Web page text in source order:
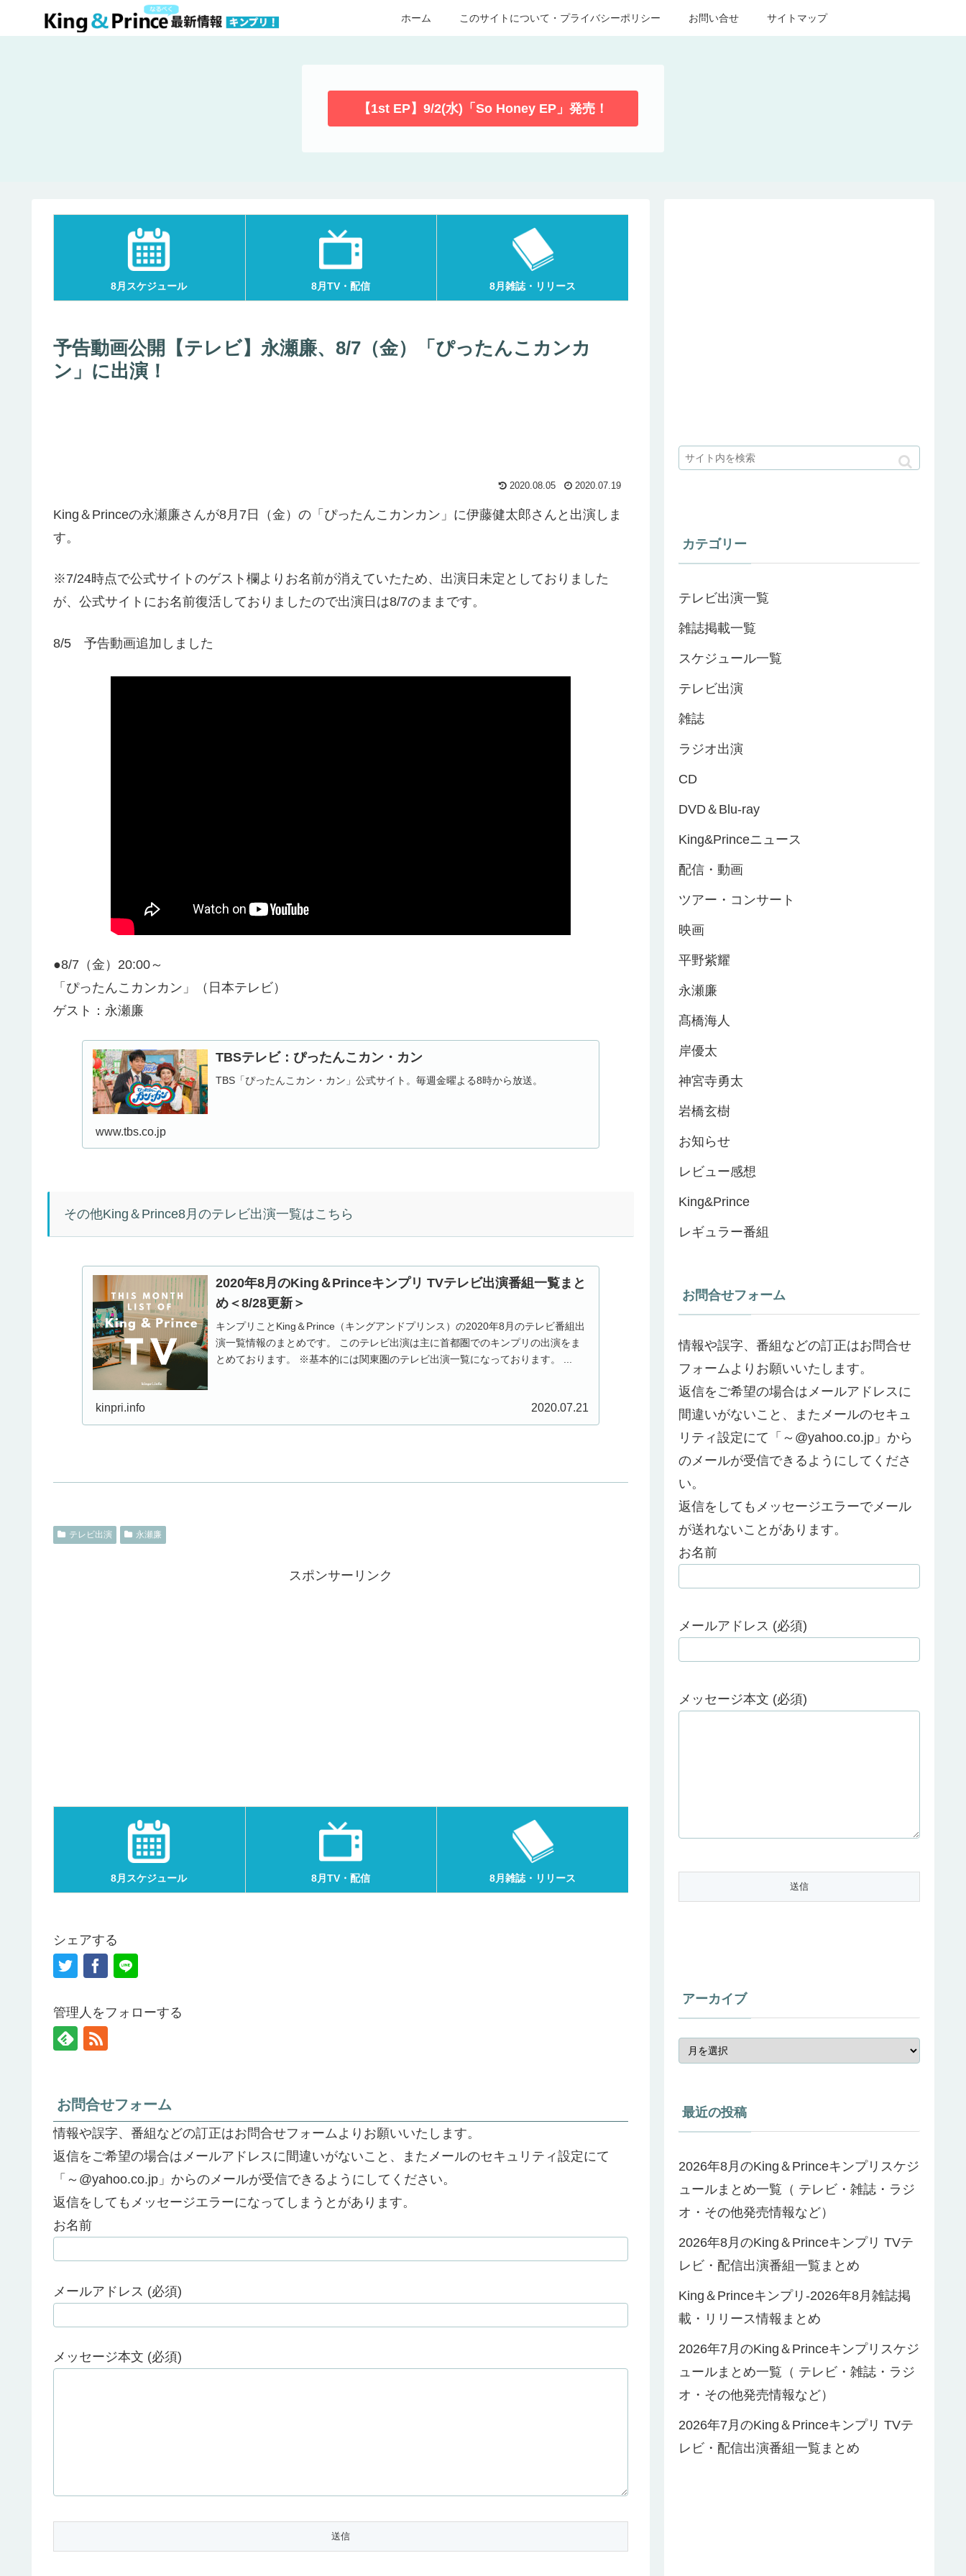
ホーム このサイトについて・プライバシーポリシー お問い合せ サイトマップ
【1st EP】9/2(水)「So Honey EP」発売！
8月スケジュール 8月TV・配信 8月雑誌・リリース
予告動画公開【テレビ】永瀬廉、8/7（金）「ぴったんこカンカ
ン」に出演！
2020.08.05 2020.07.19
King＆Princeの永瀬廉さんが8月7日（金）の「ぴったんこカンカン」に伊藤健太郎さんと出演しま
す。
※7/24時点で公式サイトのゲスト欄よりお名前が消えていたため、出演日未定としておりました
が、公式サイトにお名前復活しておりましたので出演日は8/7のままです。
8/5 予告動画追加しました
●8/7（金）20:00～
「ぴったんこカンカン」（日本テレビ）
ゲスト：永瀬廉
TBSテレビ：ぴったんこカン・カン
TBS「ぴったんこカン・カン」公式サイト。毎週金曜よる8時から放送。
www.tbs.co.jp
その他King＆Prince8月のテレビ出演一覧はこちら
2020年8月のKing＆Princeキンプリ TVテレビ出演番組一覧まと
め＜8/28更新＞
キンプリことKing＆Prince（キングアンドプリンス）の2020年8月のテレビ番組出
演一覧情報のまとめです。 このテレビ出演は主に首都圏でのキンプリの出演をま
とめております。 ※基本的には関東圏のテレビ出演一覧になっております。 ...
kinpri.info 2020.07.21
テレビ出演 永瀬廉
スポンサーリンク
8月スケジュール 8月TV・配信 8月雑誌・リリース
シェアする
管理人をフォローする
お問合せフォーム
情報や誤字、番組などの訂正はお問合せフォームよりお願いいたします。
返信をご希望の場合はメールアドレスに間違いがないこと、またメールのセキュリティ設定にて
「～@yahoo.co.jp」からのメールが受信できるようにしてください。
返信をしてもメッセージエラーになってしまうとがあります。
お名前
メールアドレス (必須)
メッセージ本文 (必須)
カテゴリー
テレビ出演一覧
雑誌掲載一覧
スケジュール一覧
テレビ出演
雑誌
ラジオ出演
CD
DVD＆Blu-ray
King&Princeニュース
配信・動画
ツアー・コンサート
映画
平野紫耀
永瀬廉
髙橋海人
岸優太
神宮寺勇太
岩橋玄樹
お知らせ
レビュー感想
King&Prince
レギュラー番組
お問合せフォーム
情報や誤字、番組などの訂正はお問合せ
フォームよりお願いいたします。
返信をご希望の場合はメールアドレスに
間違いがないこと、またメールのセキュ
リティ設定にて「～@yahoo.co.jp」から
のメールが受信できるようにしてくださ
い。
返信をしてもメッセージエラーでメール
が送れないことがあります。
お名前
メールアドレス (必須)
メッセージ本文 (必須)
アーカイブ
最近の投稿
2026年8月のKing＆Princeキンプリスケジ
ュールまとめ一覧（ テレビ・雑誌・ラジ
オ・その他発売情報など）
2026年8月のKing＆Princeキンプリ TVテ
レビ・配信出演番組一覧まとめ
King＆Princeキンプリ-2026年8月雑誌掲
載・リリース情報まとめ
2026年7月のKing＆Princeキンプリスケジ
ュールまとめ一覧（ テレビ・雑誌・ラジ
オ・その他発売情報など）
2026年7月のKing＆Princeキンプリ TVテ
レビ・配信出演番組一覧まとめ